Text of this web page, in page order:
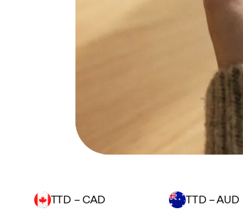
TTD – CAD TTD – AUD